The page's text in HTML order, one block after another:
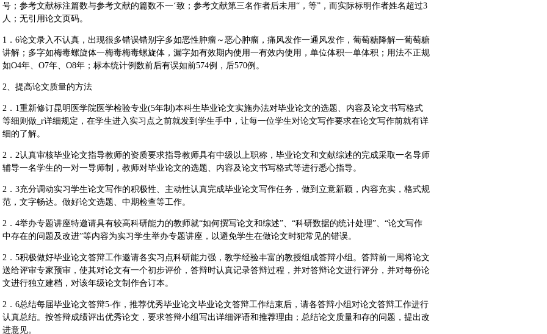
号；参考文献标注篇数与参考文献的篇数不一‘致；参考文献第三名作者后未用“，等”，而实际标明作者姓名超过3
人；无引用论文页码。
1．6论文录入不认真，出现很多错误错别字多如恶性肿瘤～恶心肿瘤，痛风发作一通风发作，葡萄糖降解一葡萄糖
讲解；多字如梅毒螺旋体一梅毒梅毒螺旋体，漏字如有效期内使用一有效内使用，单位体积一单体积；用法不正规
如O4年、O7年、O8年；标本统计例数前后有误如前574例，后570例。
2、提高论文质量的方法
2．1重新修订昆明医学院医学检验专业(5年制)本科生毕业论文实施办法对毕业论文的选题、内容及论文书写格式
等细则做_r详细规定，在学生进入实习点之前就发到学生手中，让每一位学生对论文写作要求在论文写作前就有详
细的了解。
2．2认真审核毕业论文指导教师的资质要求指导教师具有中级以上职称，毕业论文和文献综述的完成采取一名导师
辅导一名学生的一对一导师制，教师对毕业论文的选题、内容及论文书写格式等进行悉心指导。
2．3充分调动实习学生论文写作的积极性、主动性认真完成毕业论文写作任务，做到立意新颖，内容充实，格式规
范，文字畅达。做好论文选题、中期检查等工作。
2．4举办专题讲座特邀请具有较高科研能力的教师就“如何撰写论文和综述”、“科研数据的统计处理”、“论文写作
中存在的问题及改进”等内容为实习学生举办专题讲座，以避免学生在做论文时犯常见的错误。
2．5积极做好毕业论文答辩工作邀请各实习点科研能力强，教学经验丰富的教授组成答辩小组。答辩前一周将论文
送给评审专家预审，使其对论文有一个初步评价，答辩时认真记录答辩过程，并对答辩论文进行评分，并对每份论
文进行独立建档，对该年级论文制作合订本。
2．6总结每届毕业论文答辩5-作，推荐优秀毕业论文毕业论文答辩工作结束后，请各答辩小组对论文答辩工作进行
认真总结。按答辩成绩评出优秀论文，要求答辩小组写出详细评语和推荐理由；总结论文质量和存的问题，提出改
进意见。